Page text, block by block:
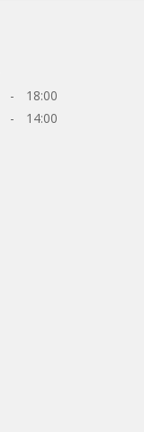
-
18:00
- 14:00